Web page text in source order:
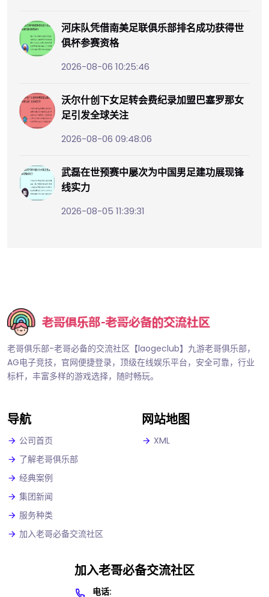
河床队凭借南美足联俱乐部排名成功获得世
俱杯参赛资格
2026-08-06 10:25:46
沃尔什创下女足转会费纪录加盟巴塞罗那女
足引发全球关注
2026-08-06 09:48:06
武磊在世预赛中屡次为中国男足建功展现锋
线实力
2026-08-05 11:39:31
老哥俱乐部-老哥必备的交流社区【laogeclub】九游老哥俱乐部，
AG电子竞技，官网便捷登录，顶级在线娱乐平台，安全可靠，行业
标杆，丰富多样的游戏选择，随时畅玩。
导航
公司首页
了解老哥俱乐部
经典案例
集团新闻
服务种类
加入老哥必备交流社区
网站地图
XML
加入老哥必备交流社区
电话: